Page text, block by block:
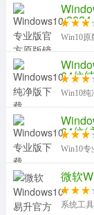
Win10原
64位
Win10纯
64位(
Win10专
微软
系统工具